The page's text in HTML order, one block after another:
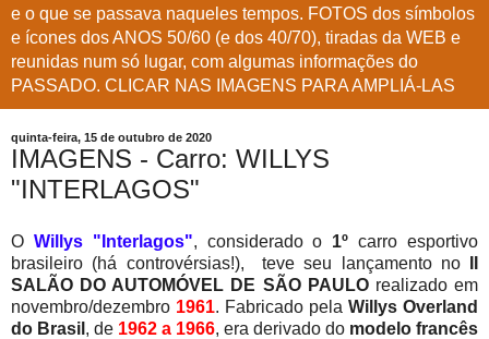
e o que se passava naqueles tempos. FOTOS dos símbolos
e ícones dos ANOS 50/60 (e dos 40/70), tiradas da WEB e
reunidas num só lugar, com algumas informações do
PASSADO. CLICAR NAS IMAGENS PARA AMPLIÁ-LAS
quinta-feira, 15 de outubro de 2020
IMAGENS - Carro: WILLYS
"INTERLAGOS"
O Willys "Interlagos", considerado o 1ºcarro esportivo
brasileiro (há controvérsias!), teve seu lançamento no
SALÃO DO AUTOMÓVEL DE SÃO PAULO realizado em
novembro/dezembro 1961. Fabricado pela Willys Overland
do Brasil , de 1962 a 1966, era derivado do modelo francês